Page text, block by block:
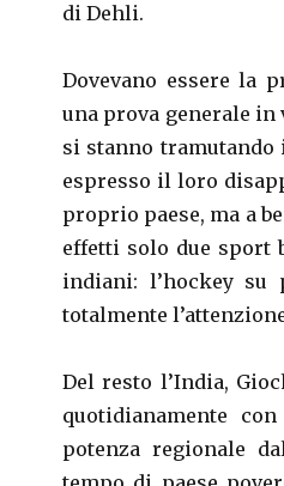
di Dehli.
Dovevano essere la
una prova generale
si stanno
espresso il loro
proprio paese, ma a
effetti solo due sport
indiani: l’hockey
totalmente
Del resto l’India,
quotidianamente
potenza regionale